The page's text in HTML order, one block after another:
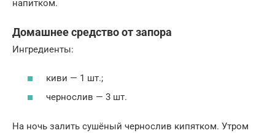
напитком.
Домашнее средство от запора
Ингредиенты:
киви — 1 шт.;
чернослив — 3 шт.
На ночь залить сушёный чернослив кипятком. Утром